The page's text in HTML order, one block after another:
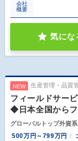
会社
概要
気にな
NEW 生産管理・品質
フィールドサー
◆日本全国からフ
グローバルトップ外資
500万円～799万円